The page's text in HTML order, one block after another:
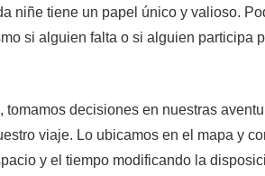
niñe tiene un papel único y valioso.
si alguien falta o si alguien participa
decisiones en nuestras
viaje. Lo ubicamos en el mapa y
y el tiempo modificando la